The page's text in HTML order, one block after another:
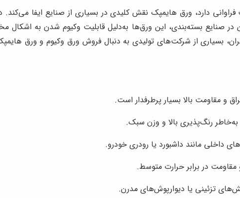
دارد، ورق هایمپک نقش کلیدی در بسیاری از صنایع ایفا
در صنایع بسته‌بندی، این ورق‌ها به‌دلیل قابلیت وکیوم شدن به
بسیاری از شرکت‌های تولیدی به دنبال فروش ورق وکیوم و ورق
و مقاومت بالا بسیار پرطرفدار است.
به‌خاطر رنگ‌پذیری بالا و وزن سبک.
داخلی مانند داشبورد یا رودری خودرو.
مقاومت در برابر حرارت متوسط.
تزئینی یا دیوارپوش‌های مدرن.